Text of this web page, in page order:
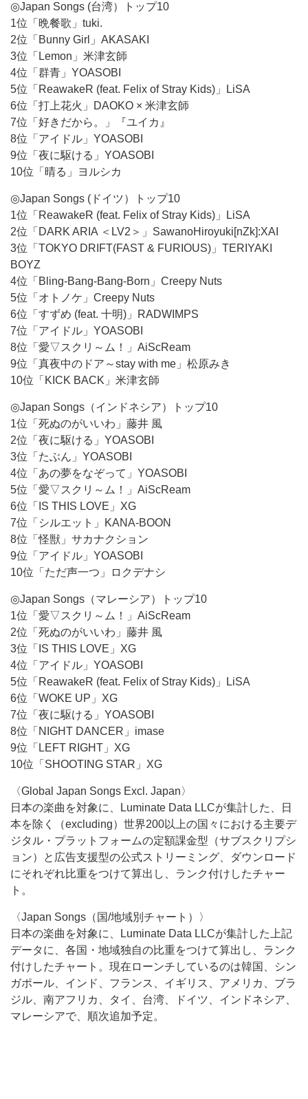
◎Japan Songs (台湾）トップ10
1位「晩餐歌」tuki.
2位「Bunny Girl」AKASAKI
3位「Lemon」米津玄師
4位「群青」YOASOBI
5位「ReawakeR (feat. Felix of Stray Kids)」LiSA
6位「打上花火」DAOKO × 米津玄師
7位「好きだから。」『ユイカ』
8位「アイドル」YOASOBI
9位「夜に駆ける」YOASOBI
10位「晴る」ヨルシカ
◎Japan Songs (ドイツ）トップ10
1位「ReawakeR (feat. Felix of Stray Kids)」LiSA
2位「DARK ARIA ＜LV2＞」SawanoHiroyuki[nZk]:XAI
3位「TOKYO DRIFT(FAST & FURIOUS)」TERIYAKI
BOYZ
4位「Bling-Bang-Bang-Born」Creepy Nuts
5位「オトノケ」Creepy Nuts
6位「すずめ (feat. 十明)」RADWIMPS
7位「アイドル」YOASOBI
8位「愛▽スクリ～ム！」AiScReam
9位「真夜中のドア～stay with me」松原みき
10位「KICK BACK」米津玄師
◎Japan Songs（インドネシア）トップ10
1位「死ぬのがいいわ」藤井 風
2位「夜に駆ける」YOASOBI
3位「たぶん」YOASOBI
4位「あの夢をなぞって」YOASOBI
5位「愛▽スクリ～ム！」AiScReam
6位「IS THIS LOVE」XG
7位「シルエット」KANA-BOON
8位「怪獣」サカナクション
9位「アイドル」YOASOBI
10位「ただ声一つ」ロクデナシ
◎Japan Songs（マレーシア）トップ10
1位「愛▽スクリ～ム！」AiScReam
2位「死ぬのがいいわ」藤井 風
3位「IS THIS LOVE」XG
4位「アイドル」YOASOBI
5位「ReawakeR (feat. Felix of Stray Kids)」LiSA
6位「WOKE UP」XG
7位「夜に駆ける」YOASOBI
8位「NIGHT DANCER」imase
9位「LEFT RIGHT」XG
10位「SHOOTING STAR」XG
〈Global Japan Songs Excl. Japan〉
日本の楽曲を対象に、Luminate Data LLCが集計した、日
本を除く（excluding）世界200以上の国々における主要デ
ジタル・プラットフォームの定額課金型（サブスクリプシ
ョン）と広告支援型の公式ストリーミング、ダウンロード
にそれぞれ比重をつけて算出し、ランク付けしたチャー
ト。
〈Japan Songs（国/地域別チャート）〉
日本の楽曲を対象に、Luminate Data LLCが集計した上記
データに、各国・地域独自の比重をつけて算出し、ランク
付けしたチャート。現在ローンチしているのは韓国、シン
ガポール、インド、フランス、イギリス、アメリカ、ブラ
ジル、南アフリカ、タイ、台湾、ドイツ、インドネシア、
マレーシアで、順次追加予定。